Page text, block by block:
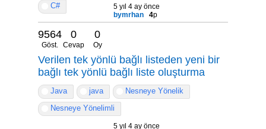
C#
5 yıl 4 ay önce
bymrhan
4p
9564
Göst.
0
Cevap
0
Oy
Verilen tek yönlü bağlı listeden yeni bir
bağlı tek yönlü bağlı liste oluşturma
Java java
Nesneye Yönelik
Nesneye Yönelimli
5 yıl 4 ay önce